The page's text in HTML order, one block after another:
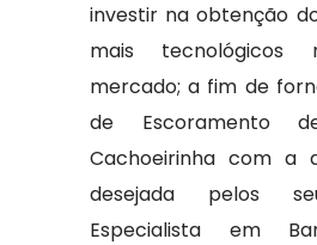
investir na obtenção
mais tecnológicos
mercado; a fim de
de Escoramento
Cachoeirinha com a
desejada pelos
Especialista em